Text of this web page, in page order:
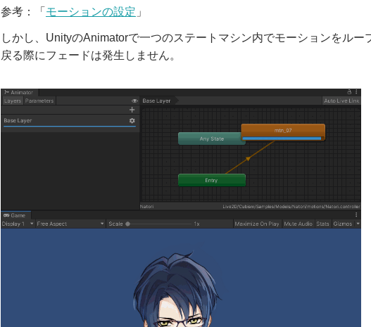
参考：「 モーションの設定 」
しかし、UnityのAnimatorで一つのステートマシン内でモーションをル
戻る際にフェードは発生しません。